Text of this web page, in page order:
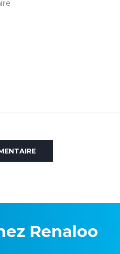
Renaloo